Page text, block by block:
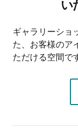
い
ギャラリーショ
た、お客様のア
ただける空間で